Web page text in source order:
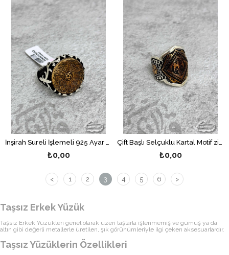
₺0,00 ₺0,00
< 1 2 3 4 5 6 >
Taşsız Erkek Yüzük
Taşsız Erkek Yüzükleri genel olarak üzeri taşlarla işlenmemiş ve gümüş ya da
altın gibi değerli metallerle üretilen, şık görünümleriyle ilgi çeken aksesuarlardır.
Taşsız Yüzüklerin Özellikleri